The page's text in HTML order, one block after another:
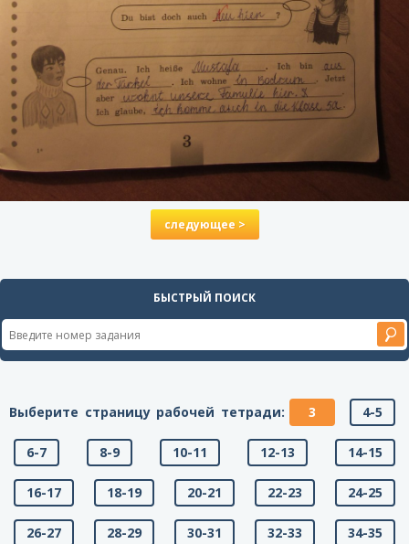
следующее >
БЫСТРЫЙ ПОИСК
Выберите страницу рабочей тетради: 3 4-5
6-7 8-9 10-11 12-13 14-15
16-17 18-19 20-21 22-23 24-25
26-27 28-29 30-31 32-33 34-35